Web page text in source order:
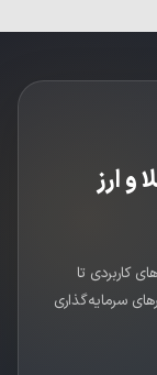
و ارز
کاربردی تا
سرمایه‌گذاری